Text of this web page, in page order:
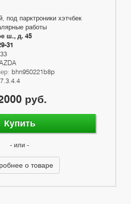
под парктроники хэтчбек
работы
ш., д. 45
31
bhn950221b8p
7.3.4.4
руб.
Купить
- или -
о товаре